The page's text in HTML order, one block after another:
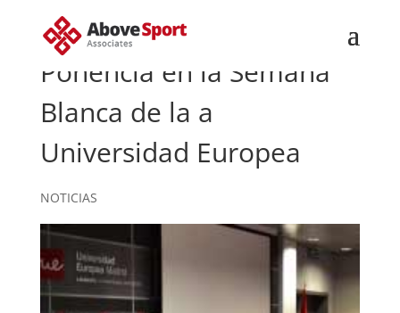
Ponencia en la Semana
Blanca de la a
Universidad Europea
NOTICIAS